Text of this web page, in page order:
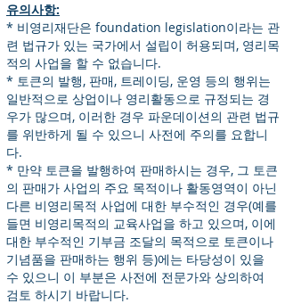
유의사항:
* 비영리재단은 foundation legislation이라는 관
련 법규가 있는 국가에서 설립이 허용되며, 영리목
적의 사업을 할 수 없습니다.
* 토큰의 발행, 판매, 트레이딩, 운영 등의 행위는
일반적으로 상업이나 영리활동으로 규정되는 경
우가 많으며, 이러한 경우 파운데이션의 관련 법규
를 위반하게 될 수 있으니 사전에 주의를 요합니
다.
* 만약 토큰을 발행하여 판매하시는 경우, 그 토큰
의 판매가 사업의 주요 목적이나 활동영역이 아닌
다른 비영리목적 사업에 대한 부수적인 경우(예를
들면 비영리목적의 교육사업을 하고 있으며, 이에
대한 부수적인 기부금 조달의 목적으로 토큰이나
기념품을 판매하는 행위 등)에는 타당성이 있을
수 있으니 이 부분은 사전에 전문가와 상의하여
검토 하시기 바랍니다.